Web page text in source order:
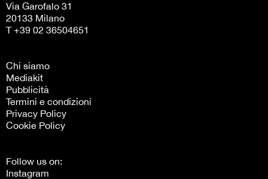
Via Garofalo 31
20133 Milano
T +39 02 36504651
Chi siamo
Mediakit
Pubblicità
Termini e condizioni
Privacy Policy
Cookie Policy
Follow us on:
Instagram